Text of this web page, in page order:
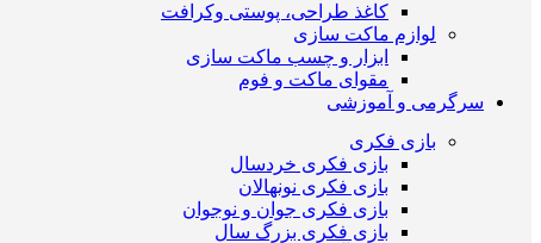
کاغذ طراحی، پوستی وکرافت
لوازم ماکت سازی
ابزار و چسب ماکت سازی
مقوای ماکت و فوم
سرگرمی و آموزشی
بازی فکری
بازی فکری خردسال
بازی فکری نونهالان
بازی فکری جوان و نوجوان
بازی فکری بزرگ سال